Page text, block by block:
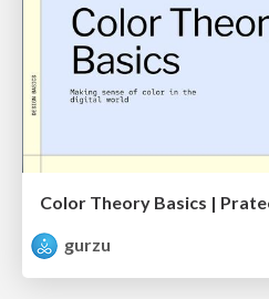
Color Theory Basics |
gurzu